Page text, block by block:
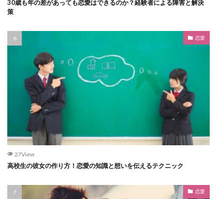
30歳も年の差があっても恋愛はできるのか？経験者による障害と解決
策
恋愛
27View
高校生の彼女の作り方！恋愛の知識と想いを伝えるテクニック
恋愛